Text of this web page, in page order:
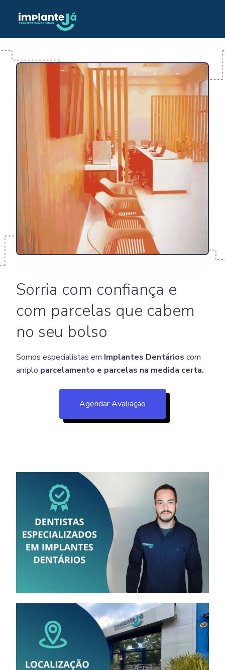
Sorria com confiança e
com parcelas que cabem
no seu bolso
Somos especialistas em Implantes Dentários com
amplo parcelamento e parcelas na medida certa.
Agendar Avaliação